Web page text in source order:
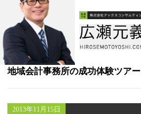
書籍
メールマガジン（無料）
講演・取材依頼
セミナー
地域会計事務所の成功体験ツアー
2013年11月15日